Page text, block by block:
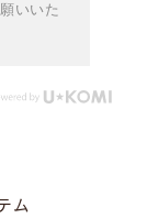
いいた
ム